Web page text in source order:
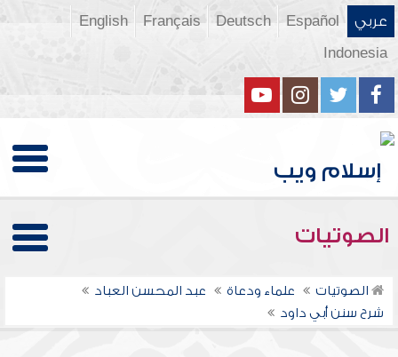
عربي Español
Deutsch
Français
English
Indonesia
الصوتيات
الصوتيات علماء ودعاة
عبد المحسن العباد
شرح سنن أبي داود